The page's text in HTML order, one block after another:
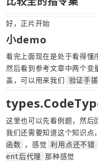
好，正片开始
小demo
看完上面现在是处于看得懂
然后看到参考文章中两个
盖，可以用来我们
验证手
这里也可以先看例题，然后
我们还需要知道这个知识
函数
，感觉 利用点还不错
ent后代理
那种感觉